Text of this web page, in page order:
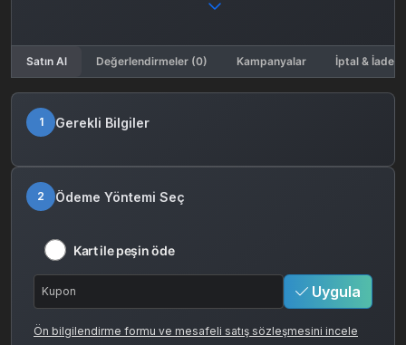
Satın Al Değerlendirmeler (0) Kampanyalar İptal & İade
1 Gerekli Bilgiler
2 Ödeme Yöntemi Seç
Kart ile peşin öde
Uygula
Ön bilgilendirme formu ve mesafeli satış sözleşmesini incele